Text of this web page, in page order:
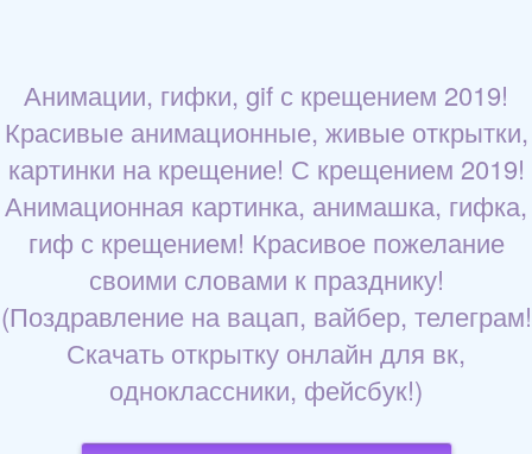
Анимации, гифки, gif с крещением 2019!
Красивые анимационные, живые открытки,
картинки на крещение! С крещением 2019!
Анимационная картинка, анимашка, гифка,
гиф с крещением! Красивое пожелание
своими словами к празднику!
(Поздравление на вацап, вайбер, телеграм!
Скачать открытку онлайн для вк,
одноклассники, фейсбук!)